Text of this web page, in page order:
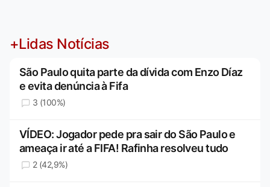
+Lidas Notícias
São Paulo quita parte da dívida com Enzo Díaz
e evita denúncia à Fifa
3 (100%)
VÍDEO: Jogador pede pra sair do São Paulo e
ameaça ir até a FIFA! Rafinha resolveu tudo
2 (42,9%)